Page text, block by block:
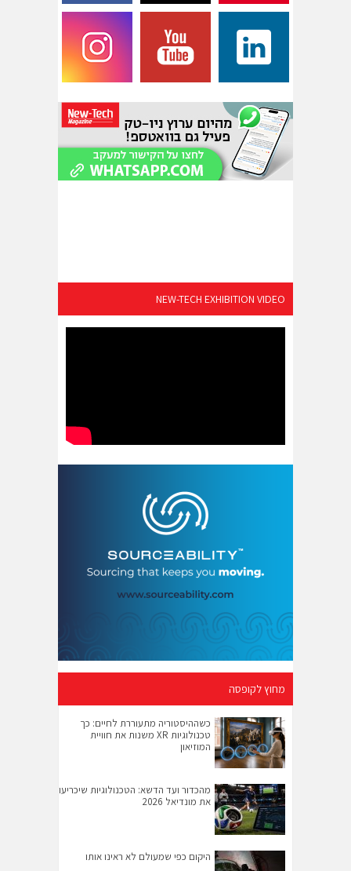
NEW-TECH EXHIBITION VIDEO
מחוץ לקופסה
כשההיסטוריה מתעוררת לחיים: כך
טכנולוגיות XR משנות את חוויית
המוזיאון
מהכדור ועד הדשא: הטכנולוגיות שיכריעו
את מונדיאל 2026
היקום כפי שמעולם לא ראינו אותו